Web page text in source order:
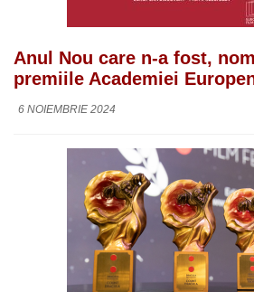
Anul Nou care n-a fost,
premiile Academiei
6 NOIEMBRIE 2024